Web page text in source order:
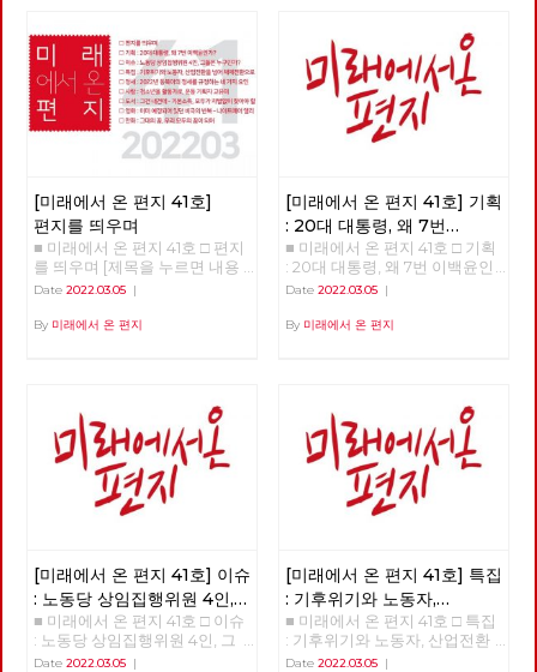
[미래에서 온 편지 41호]
편지를 띄우며
■ 미래에서 온 편지 41호 □ 편지
를 띄우며 [제목을 누르면 내용
을 볼 수 있습니다.] □ 편지를 띄
번 이백윤인가? □ 이슈 : 노동당
세를 규정하는 네 가지 요인 □
사람 : 청소년을 활동가로, 운동
기획자 고유미 □ 도서 : 그건 내
건데 - 기본소득, 모두가 차별없
이 찾아야 할 권리 □ 영화 : 이미
예정되어 있던 비극의 반복 - 나
Date 2022.03.05 |
By 미래에서 온 편지
[미래에서 온 편지 41호] 기획
: 20대 대통령, 왜 7번
이백윤인가? (1)
■ 미래에서 온 편지 41호 □ 기획
: 20대 대통령, 왜 7번 이백윤인
가? >>>>>> 업로드 준비중
Date 2022.03.05|
By 미래에서 온 편지
[미래에서 온 편지 41호] 이슈
: 노동당 상임집행위원 4인,
그들은 누구인가?
■ 미래에서 온 편지 41호 □ 이슈
: 노동당 상임집행위원 4인, 그
들은 누구인가? >>>>>> 업로드
Date 2022.03.05 |
[미래에서 온 편지 41호] 특집
: 기후위기와 노동자,
산업전환을 넘어
체제전환으로
■ 미래에서 온 편지 41호 □ 특집
: 기후위기와 노동자, 산업전환
을 넘어 체제전환으로 >>>>>>
Date 2022.03.05|